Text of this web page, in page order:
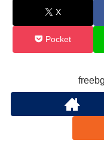
X
Pocket